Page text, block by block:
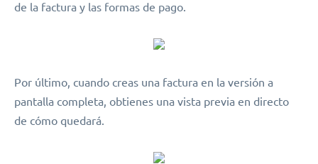
de la factura y las formas de pago.
Por último, cuando creas una factura en la versión a
pantalla completa, obtienes una vista previa en directo
de cómo quedará.